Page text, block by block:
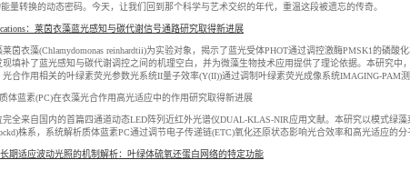
量转换的动态密码。今天，让我们回到那个科学与艺术交织的年代，重温这段被遗忘的传奇。
：莱茵衣藻蓝光感知与碳代谢信号通路研究取得新进展
茵衣藻(Chlamydomonas reinhardtii)为实验对象，揭示了蓝光受体PHOT通过调控激酶PMSK1的磷
填补了蓝光感知与碳代谢调控之间的机理空白，并为微藻生物技术应用提供了理论依据。本研究中
光合作用相关的叶绿素荧光参数光系统II量子效率(Y(II))通过调制叶绿素荧光成像系统IMAGING-PAM测
体蓝素(PC)在衣藻光合作用高光适应中的作用研究取得新进展
全来自国内的首篇四通道动态LED阵列近红外光谱仪DUAL-KLAS-NIR应用文献。本研究以模式绿藻
株系，系统解析质体蓝素PC通过调节电子传递链(ETC)氧化还原状态影响光合效率和高光适应的分
期适应波动光照的机制解析：叶绿体硫氧还蛋白网络的特定功能